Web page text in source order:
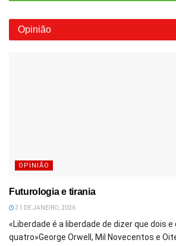
Opinião
OPINIÃO
Futurologia e tirania
31 DE JANEIRO, 2026
«Liberdade é a liberdade de dizer que dois e
quatro»George Orwell, Mil Novecentos e